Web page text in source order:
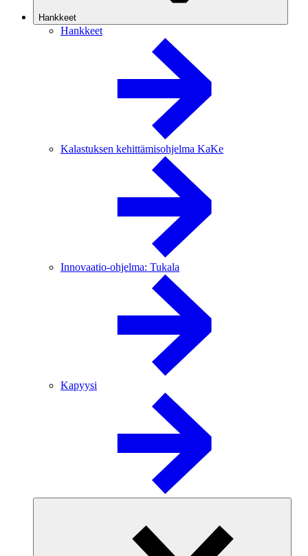
Hankkeet
Hankkeet
Kalastuksen kehittämisohjelma KaKe
Innovaatio-ohjelma: Tukala
Kapyysi